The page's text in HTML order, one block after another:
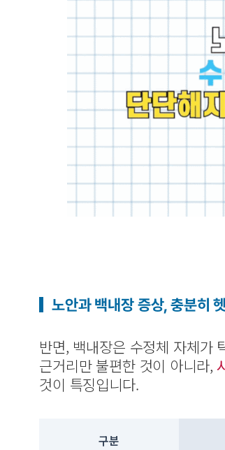
노안과 백내장 증상, 충분히
반면, 백내장은 수정체 자체가
근거리만 불편한 것이 아니라,
것이 특징입니다.
구분